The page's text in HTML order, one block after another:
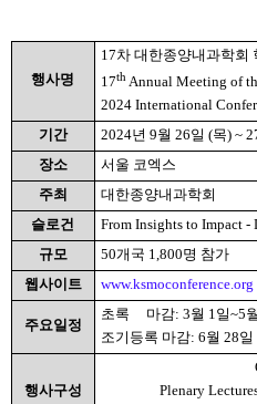
행사명
17차 대한종양내과학회
17thAnnual Meeting of
2024 International
기간
2024년 9월 26일 (목) ~
장소
서울 코엑스
주최
대한종양내과학회
슬로건
From Insights to Impact -
규모
50개국 1,800명 참가
웹사이트
www.ksmoconference.org
주요일정
초록 마감: 3월 1일~5월
조기등록 마감: 6월 28일
행사구성
Plenary